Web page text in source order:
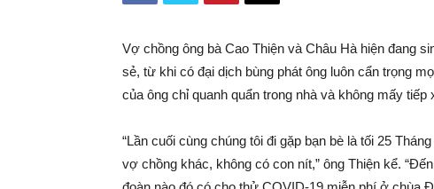
Vợ chồng ông bà Cao Thiện và Châu Hà hiện đang
sẻ, từ khi có đại dịch bùng phát ông luôn cẩn trọng
của ông chỉ quanh quẩn trong nhà và không mấy tiếp
“Lần cuối cùng chúng tôi đi gặp bạn bè là tối 25
vợ chồng khác, không có con nít,” ông Thiện kể.